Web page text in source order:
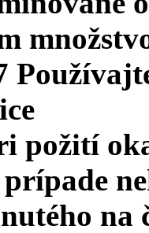
požití
prípade
na